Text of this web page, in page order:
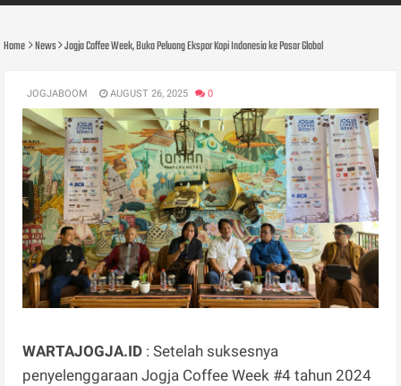
Home News Jogja Coffee Week, Buka Peluang Ekspor Kopi Indonesia ke Pasar Global
JOGJABOOM AUGUST 26, 2025 0
WARTAJOGJA.ID : Setelah suksesnya
penyelenggaraan Jogja Coffee Week #4 tahun 2024